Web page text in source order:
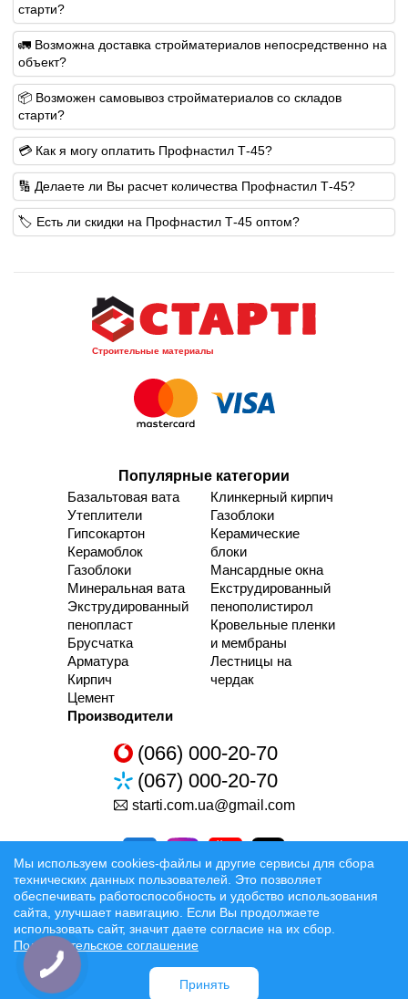
старти?
🚛 Возможна доставка стройматериалов непосредственно на
объект?
📦 Возможен самовывоз стройматериалов со складов
старти?
💳 Как я могу оплатить Профнастил Т-45?
🔢 Делаете ли Вы расчет количества Профнастил Т-45?
🏷️ Есть ли скидки на Профнастил Т-45 оптом?
Строительные материалы
Популярные категории
Базальтовая вата
Утеплители
Гипсокартон
Керамоблок
Газоблоки
Минеральная вата
Экструдированный
пенопласт
Брусчатка
Арматура
Кирпич
Цемент
Клинкерный кирпич
Газоблоки
Керамические
блоки
Мансардные окна
Екструдированный
пенополистирол
Кровельные пленки
и мембраны
Лестницы на
чердак
Производители
(066) 000-20-70
(067) 000-20-70
starti.com.ua@gmail.com
Разработка та Раскрутка сайтов
Официальные условия
Доставка:
РовноКовель
Мы используем cookies-файлы и другие сервисы для сбора
технических данных пользователей. Это позволяет
обеспечивать работоспособность и удобство использования
сайта, улучшает навигацию. Если Вы продолжаете
использовать сайт, значит даете согласие на их сбор.
Пользовательское соглашение
Принять